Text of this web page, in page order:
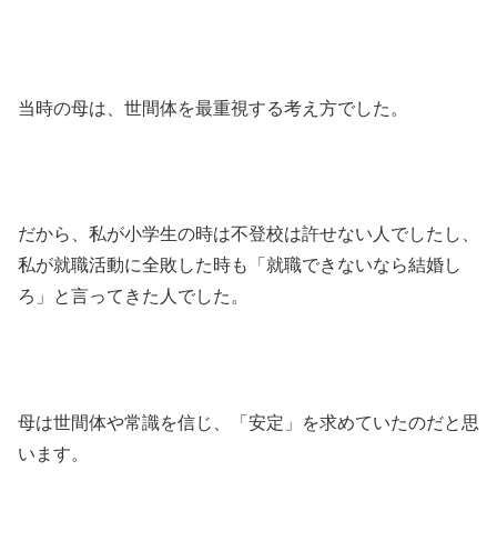
当時の母は、世間体を最重視する考え方でした。
だから、私が小学生の時は不登校は許せない人でしたし、
私が就職活動に全敗した時も「就職できないなら結婚し
ろ」と言ってきた人でした。
母は世間体や常識を信じ、「安定」を求めていたのだと思
います。